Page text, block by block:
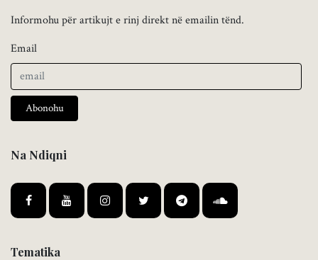
Informohu për artikujt e rinj direkt në emailin tënd.
Email
Abonohu
Na Ndiqni
Tematika